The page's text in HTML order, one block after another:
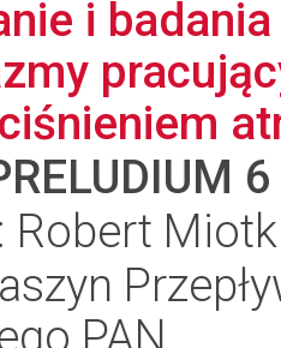
i
6
Robert Miotk
PAN